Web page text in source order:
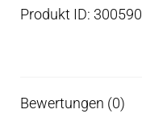
for
Menge
Produkt ID: 300590
Bewertungen (0)